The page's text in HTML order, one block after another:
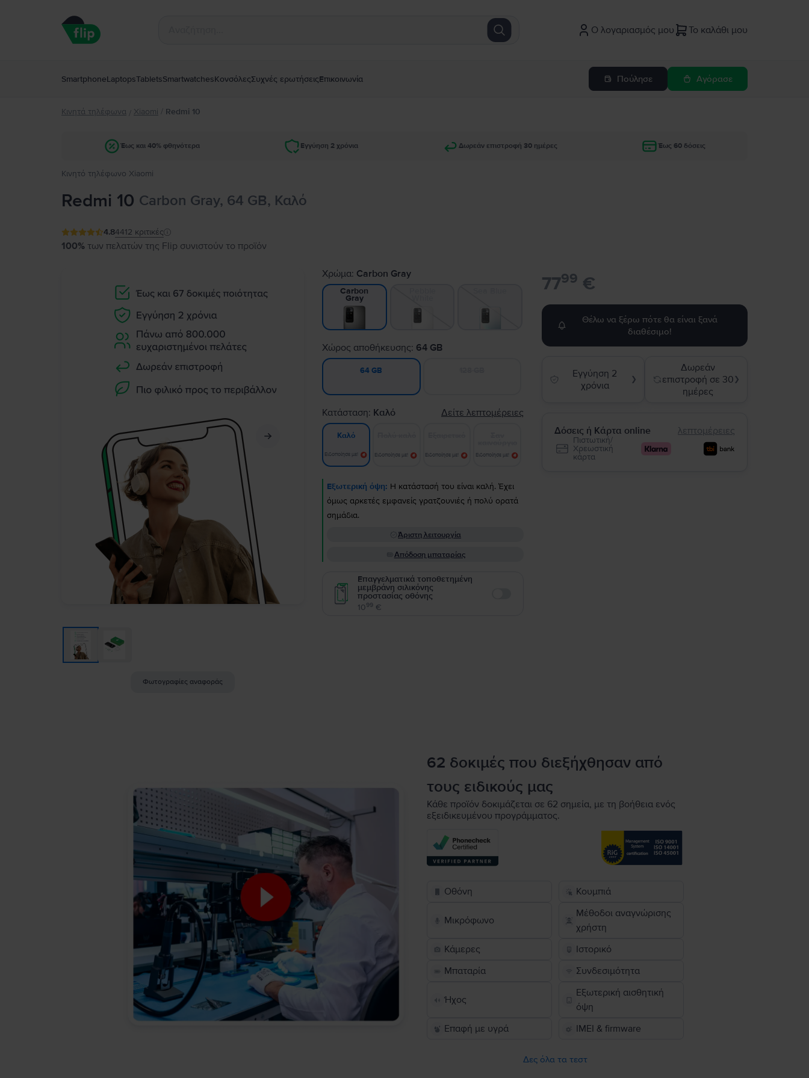
Ο λογαριασμός μου Το καλάθι μου
SmartphoneLaptopsTabletsSmartwatchesΚονσόλεςΣυχνές ερωτήσειςΕπικοινωνία Πούλησε Αγόρασε
Κινητά τηλέφωνα / Xiaomi / Redmi 10
Έως και 40% φθηνότερα Εγγύηση 2 χρόνια Δωρεάν επιστροφή 30 ημέρες Έως 60 δόσεις
Κινητό τηλέφωνο Xiaomi
Redmi 10 Carbon Gray, 64 GB, Καλό
4.84412 κριτικές
100% των πελατών της Flip συνιστούν το προϊόν
Φωτογραφίες αναφοράς
Χρώμα: Carbon Gray
Carbon
Gray
Χώρος αποθήκευσης: 64 GB
64 GB
Κατάσταση: Καλό Δείτε λεπτομέρειες
Καλό
Ειδοποίησε με! Ειδοποίησε με! Ειδοποίησε με! Ειδοποίησε με!
Εξωτερική όψη: Η κατάστασή του είναι καλή. Έχει
όμως αρκετές εμφανείς γρατζουνιές ή πολύ ορατά
σημάδια.
Άριστη λειτουργία
Απόδοση μπαταρίας
Επαγγελματικά τοποθετημένη
μεμβράνη σιλικόνης
προστασίας οθόνης
1099 €
7799 €
Θέλω να ξέρω πότε θα είναι ξανά
διαθέσιμο!
Εγγύηση 2
χρόνια
❯
Δωρεάν
επιστροφή σε 30
ημέρες
❯
Δόσεις ή Κάρτα online λεπτομέρειες
Πιστωτική/
Χρεωστική
κάρτα
62 δοκιμές που διεξήχθησαν από
τους ειδικούς μας
Κάθε προϊόν δοκιμάζεται σε 62 σημεία, με τη βοήθεια ενός
εξειδικευμένου προγράμματος.
Οθόνη Κουμπιά
Μικρόφωνο
Μέθοδοι αναγνώρισης
χρήστη
Κάμερες
Ιστορικό
Μπαταρία
Συνδεσιμότητα
Ήχος
Εξωτερική αισθητική
όψη
Επαφή με υγρά
IMEI & firmware
Δες όλα τα τεστ